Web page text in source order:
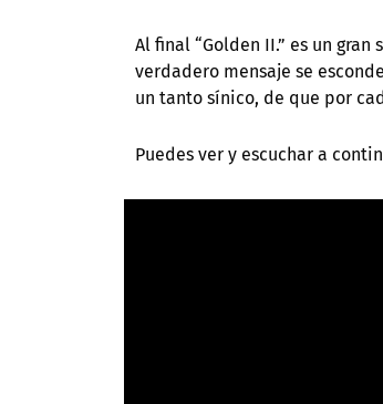
Al final “Golden II.” es un
verdadero mensaje se
un tanto sínico, de que por
Puedes ver y escuchar a